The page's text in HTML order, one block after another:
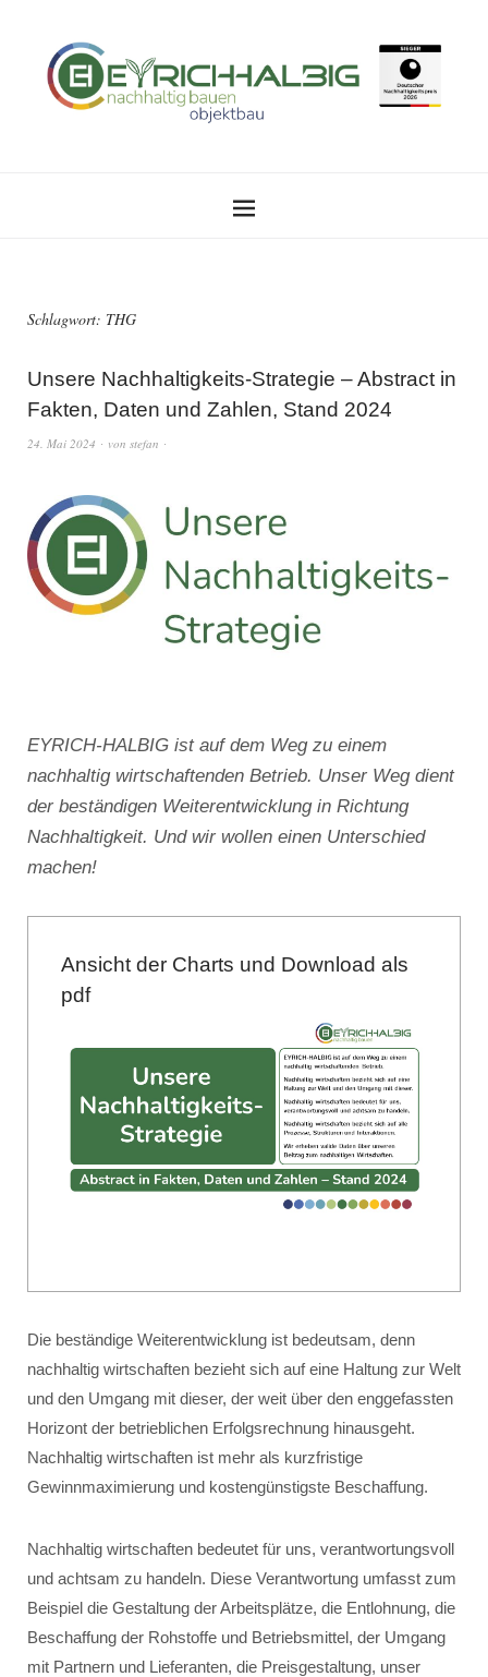
Schlagwort: THG
Unsere Nachhaltigkeits-Strategie – Abstract in
Fakten, Daten und Zahlen, Stand 2024
24. Mai 2024 von stefan
EYRICH-HALBIG ist auf dem Weg zu einem
nachhaltig wirtschaftenden Betrieb. Unser Weg dient
der beständigen Weiterentwicklung in Richtung
Nachhaltigkeit. Und wir wollen einen Unterschied
machen!
Ansicht der Charts und Download als
pdf
Die beständige Weiterentwicklung ist bedeutsam, denn
nachhaltig wirtschaften bezieht sich auf eine Haltung zur Welt
und den Umgang mit dieser, der weit über den enggefassten
Horizont der betrieblichen Erfolgsrechnung hinausgeht.
Nachhaltig wirtschaften ist mehr als kurzfristige
Gewinnmaximierung und kostengünstigste Beschaffung.
Nachhaltig wirtschaften bedeutet für uns, verantwortungsvoll
und achtsam zu handeln. Diese Verantwortung umfasst zum
Beispiel die Gestaltung der Arbeitsplätze, die Entlohnung, die
Beschaffung der Rohstoffe und Betriebsmittel, der Umgang
mit Partnern und Lieferanten, die Preisgestaltung, unser